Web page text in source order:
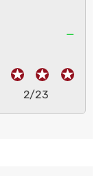
—
2/23